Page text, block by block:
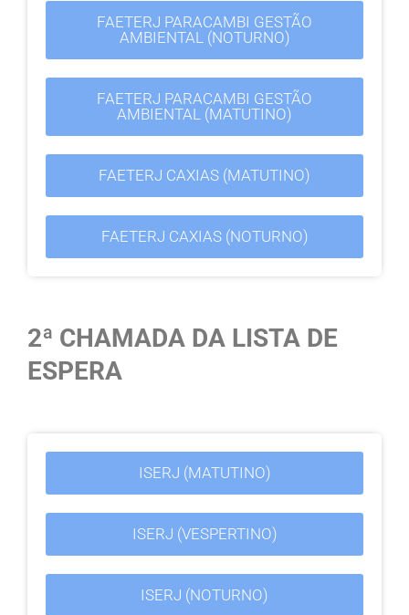
FAETERJ PARACAMBI GESTÃO
AMBIENTAL (NOTURNO)
FAETERJ PARACAMBI GESTÃO
AMBIENTAL (MATUTINO)
FAETERJ CAXIAS (MATUTINO)
FAETERJ CAXIAS (NOTURNO)
2ª CHAMADA DA LISTA DE
ESPERA
ISERJ (MATUTINO)
ISERJ (VESPERTINO)
ISERJ (NOTURNO)